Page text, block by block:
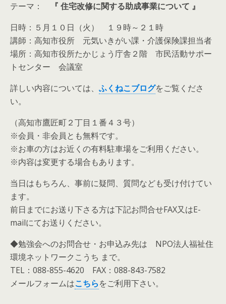
テーマ：
『 住宅改修に関する助成事業について 』
日時：５月１０日（火） １９時～２１時
講師：高知市役所 元気いきがい課・介護保険課担当者
場所：高知市役所たかじょう庁舎２階 市民活動サポー
トセンター 会議室
詳しい内容については、 ふくねこブログをご覧くださ
い。
（高知市鷹匠町２丁目１番４３号）
※会員・非会員とも無料です。
※お車の方はお近くの有料駐車場をご利用ください。
※内容は変更する場合もあります。
当日はもちろん、事前に疑問、質問なども受け付けてい
ます。
前日までにお送り下さる方は下記お問合せFAX又はE-
mailにてお送りください。
◆勉強会へのお問合せ・お申込み先は NPO法人福祉住
環境ネットワークこうち まで。
TEL：088-855-4620 FAX：088-843-7582
メールフォームはこちらをご利用下さい。